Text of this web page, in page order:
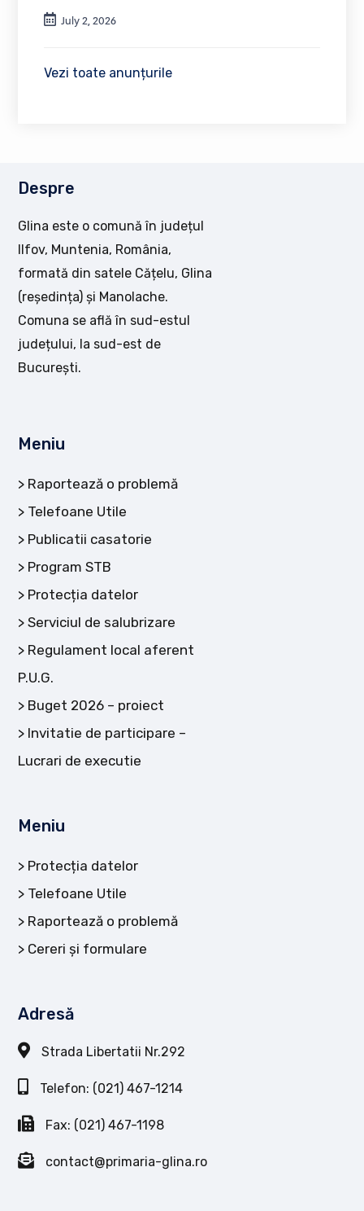
July 2, 2026
Vezi toate anunțurile
Despre
Glina este o comună în județul
Ilfov, Muntenia, România,
formată din satele Cățelu, Glina
(reședința) și Manolache.
Comuna se află în sud-estul
județului, la sud-est de
București.
Meniu
Raportează o problemă
Telefoane Utile
Publicatii casatorie
Program STB
Protecția datelor
Serviciul de salubrizare
Regulament local aferent
P.U.G.
Buget 2026 – proiect
Invitatie de participare –
Lucrari de executie
Meniu
Protecția datelor
Telefoane Utile
Raportează o problemă
Cereri și formulare
Adresă
Strada Libertatii Nr.292
Telefon: (021) 467-1214
Fax: (021) 467-1198
contact@primaria-glina.ro